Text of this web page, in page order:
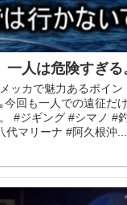
一人は危険すぎる
ッカで魅力あるポイン
今回も一人での遠征だ
#ジギング #シマノ #
代マリーナ #阿久根沖...